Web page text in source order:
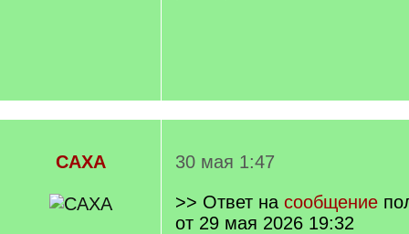
САХА
30 мая 1:47
>> Ответ на сообщение
от 29 мая 2026 19:32